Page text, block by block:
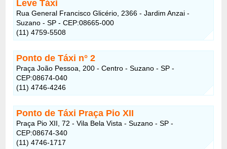
Leve Táxi
Rua General Francisco Glicério, 2366 - Jardim Anzai -
Suzano - SP - CEP:08665-000
(11) 4759-5508
Ponto de Táxi n° 2
Praça João Pessoa, 200 - Centro - Suzano - SP -
CEP:08674-040
(11) 4746-4246
Ponto de Táxi Praça Pio XII
Praça Pio XII, 72 - Vila Bela Vista - Suzano - SP -
CEP:08674-340
(11) 4746-1717